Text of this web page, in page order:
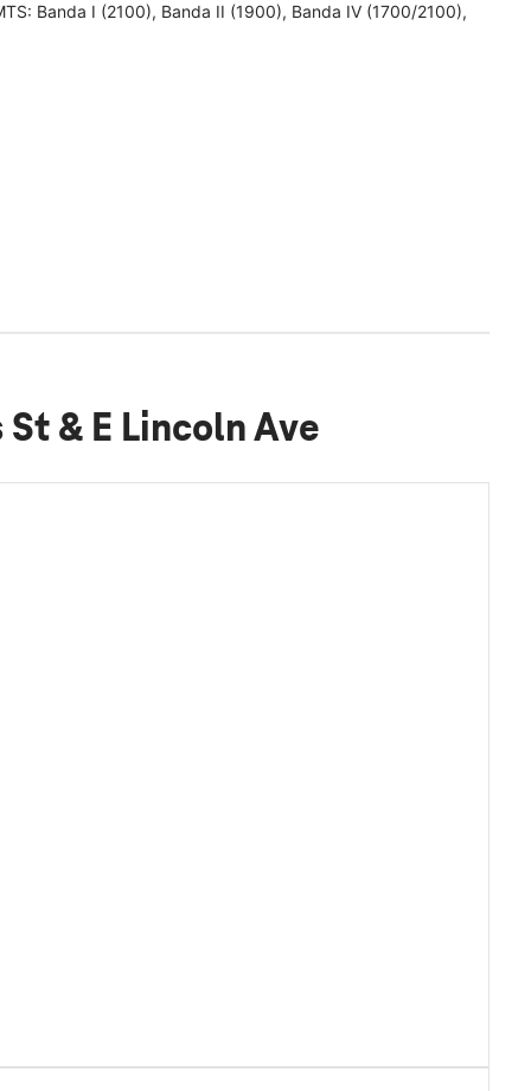
Banda I (2100), Banda II (1900), Banda IV (1700/2100),
& E Lincoln Ave